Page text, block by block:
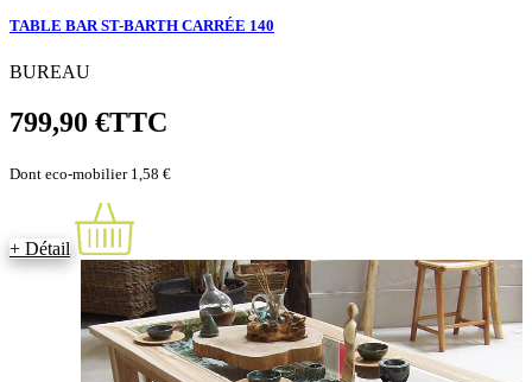
TABLE BAR ST-BARTH CARRÉE 140
BUREAU
799,90 €TTC
Dont eco-mobilier 1,58 €
+ Détail